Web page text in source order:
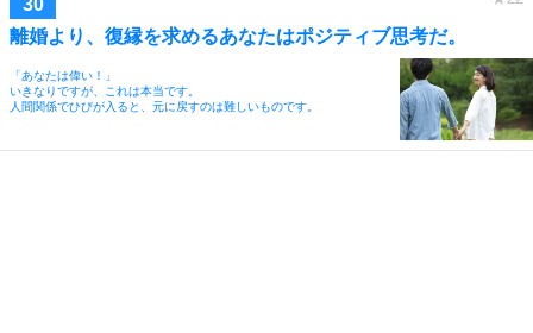
離婚より、復縁を求めるあなたはポジティブ思考だ。
「あなたは偉い！」
いきなりですが、これは本当です。
人間関係でひびが入ると、元に戻すのは難しいものです。